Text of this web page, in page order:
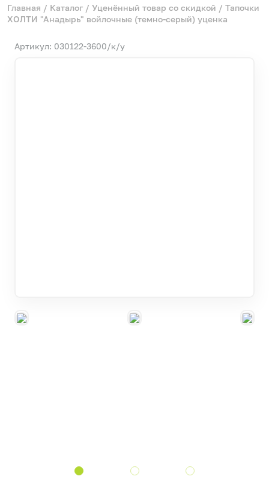
Главная / Каталог / Уценённый товар со скидкой / Тапочки
ХОЛТИ "Анадырь" войлочные (темно-серый) уценка
Артикул: 030122-3600/к/у